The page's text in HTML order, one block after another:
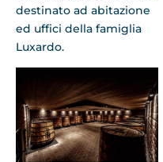
destinato ad abitazione
ed uffici della famiglia
Luxardo.